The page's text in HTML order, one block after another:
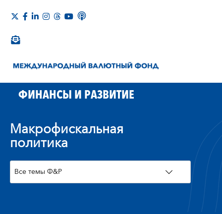
ФИНАНСЫ И РАЗВИТИЕ
Макрофискальная
политика